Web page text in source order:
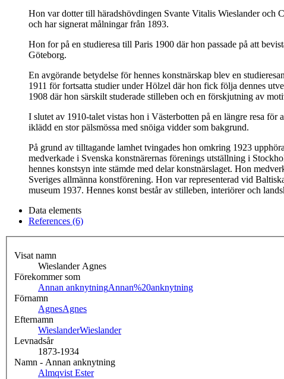
Hon var dotter till häradshövdingen Svante Vitalis Wieslander och
och har signerat målningar från 1893.
Hon for på en studieresa till Paris 1900 där hon passade på att
Göteborg.
En avgörande betydelse för hennes konstnärskap blev en
1911 för fortsatta studier under Hölzel där hon fick följa dennes
1908 där hon särskilt studerade stilleben och en förskjutning av
I slutet av 1910-talet vistas hon i Västerbotten på en längre resa
iklädd en stor pälsmössa med snöiga vidder som bakgrund.
På grund av tilltagande lamhet tvingades hon omkring 1923
medverkade i Svenska konstnärernas förenings utställning i
hennes konstsyn inte stämde med delar konstnärslaget. Hon
Sveriges allmänna konstförening. Hon var representerad vid
museum 1937. Hennes konst består av stilleben, interiörer och
Data elements
References (6)
Visat namn
Wieslander Agnes
Förekommer som
Annan anknytningAnnan%20anknytning
Förnamn
AgnesAgnes
Efternamn
WieslanderWieslander
Levnadsår
1873-1934
Namn - Annan anknytning
Almqvist Ester